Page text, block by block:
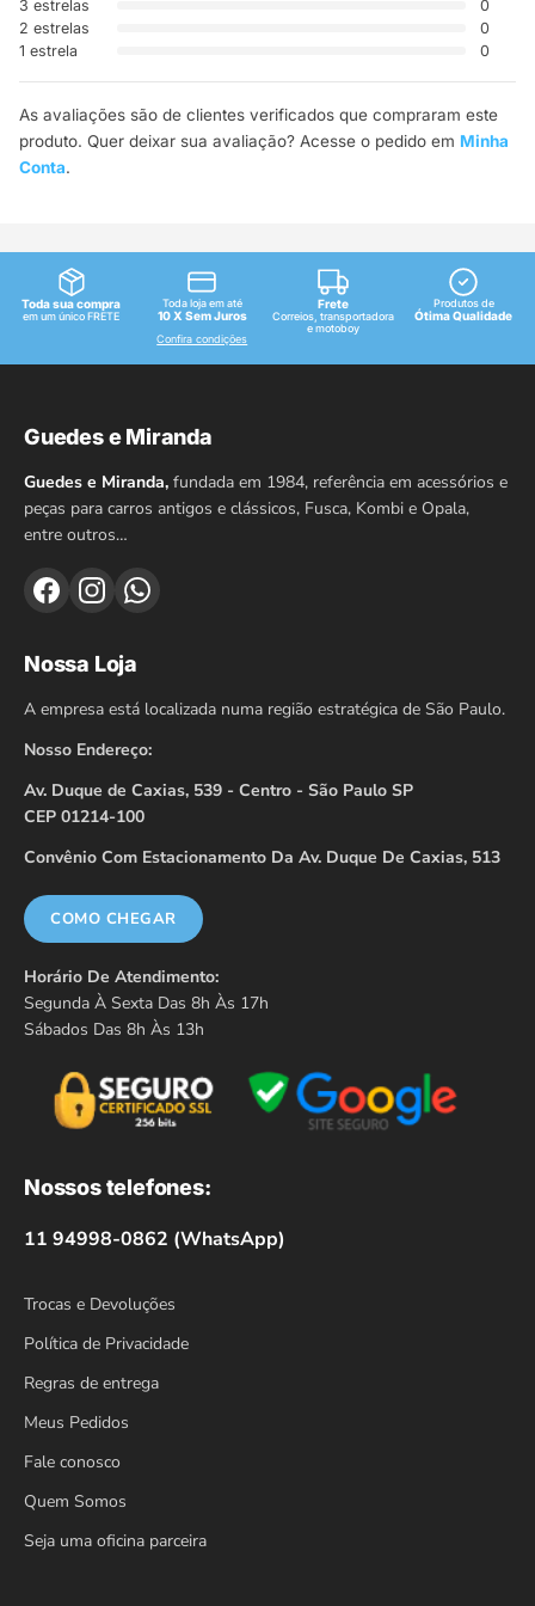
3 estrelas
0
2 estrelas
0
1 estrela
0
As avaliações são de clientes verificados que compraram este
produto. Quer deixar sua avaliação? Acesse o pedido em Minha
Conta.
Toda sua compra
em um único FRETE
Toda loja em até
10 X Sem Juros
Confira condições
Frete
Correios, transportadora
e motoboy
Produtos de
Ótima Qualidade
Guedes e Miranda
Guedes e Miranda, fundada em 1984, referência em acessórios e
peças para carros antigos e clássicos, Fusca, Kombi e Opala,
entre outros…
Nossa Loja
A empresa está localizada numa região estratégica de São Paulo.
Nosso Endereço:
Av. Duque de Caxias, 539 - Centro - São Paulo SP
CEP 01214-100
Convênio Com Estacionamento Da Av. Duque De Caxias, 513
COMO CHEGAR
Horário De Atendimento:
Segunda À Sexta Das 8h Às 17h
Sábados Das 8h Às 13h
Nossos telefones:
11 94998-0862 (WhatsApp)
Trocas e Devoluções
Política de Privacidade
Regras de entrega
Meus Pedidos
Fale conosco
Quem Somos
Seja uma oficina parceira